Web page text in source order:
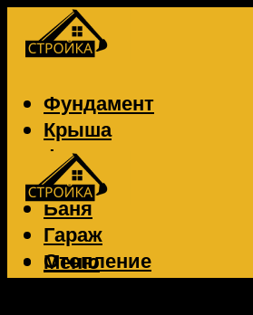
Фундамент
Крыша
Фасад
Забор
Баня
Гараж
Отопление
Вентиляция
Меню